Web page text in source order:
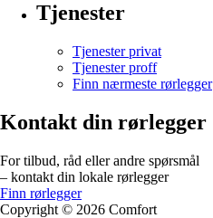
Tjenester
Tjenester privat
Tjenester proff
Finn nærmeste rørlegger
Kontakt din rørlegger
For tilbud, råd eller andre spørsmål
– kontakt din lokale rørlegger
Finn rørlegger
Copyright © 2026 Comfort